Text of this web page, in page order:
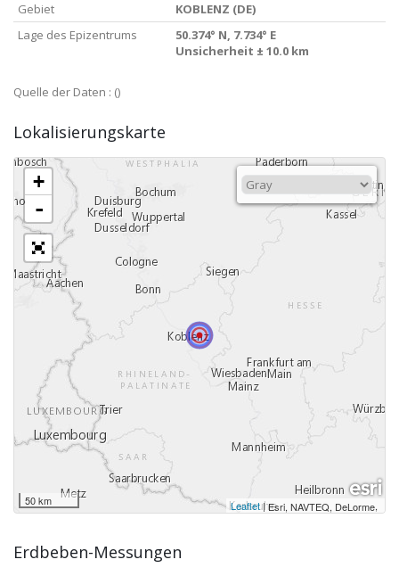
Gebiet
KOBLENZ (DE)
Lage des Epizentrums
50.374° N, 7.734° E
Unsicherheit ± 10.0 km
Quelle der Daten : ()
Lokalisierungskarte
+
-
50 km Leaflet|Esri, NAVTEQ, DeLorme,
Erdbeben-Messungen